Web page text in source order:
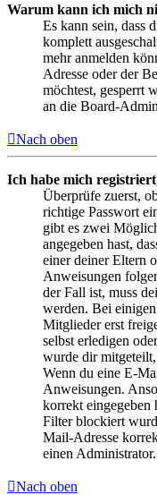
Warum kann ich mich
Es kann sein, dass
komplett
mehr anmelden
Adresse oder der
möchtest, gesperrt
an die Board-
Nach oben
Ich habe mich
Überprüfe zuerst,
richtige Passwort
gibt es zwei
angegeben hast,
einer deiner Eltern
Anweisungen
der Fall ist, muss
werden. Bei
Mitglieder erst
selbst erledigen
wurde dir
Wenn du eine E-
Anweisungen.
korrekt eingegeben
Filter blockiert
Mail-Adresse
einen Administrator.
Nach oben